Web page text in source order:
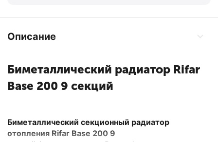
Описание
Биметаллический радиатор Rifar
Base 200 9 секций
Биметаллический секционный радиатор
отопления Rifar Base 200 9